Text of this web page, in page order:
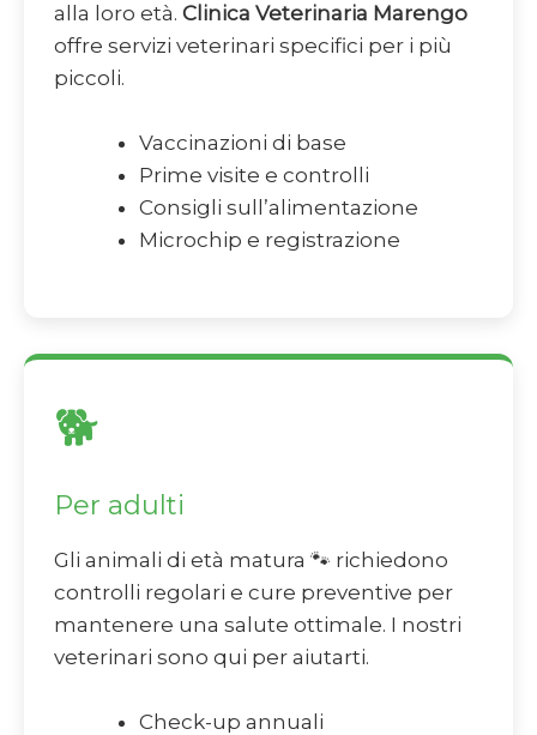
alla loro età. Clinica Veterinaria Marengo
offre servizi veterinari specifici per i più
piccoli.
Vaccinazioni di base
Prime visite e controlli
Consigli sull’alimentazione
Microchip e registrazione
🐕
Per adulti
Gli animali di età matura 🐾 richiedono
controlli regolari e cure preventive per
mantenere una salute ottimale. I nostri
veterinari sono qui per aiutarti.
Check-up annuali